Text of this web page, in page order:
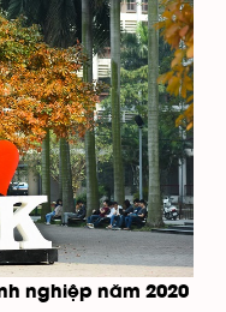
nghiệp năm 2020